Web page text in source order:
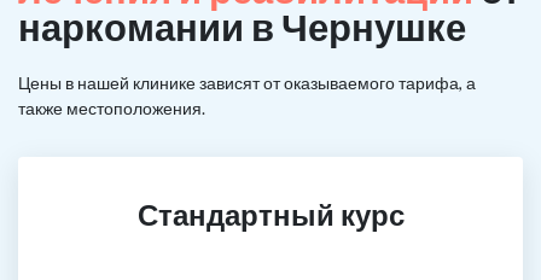
наркомании в Чернушке
Цены в нашей клинике зависят от оказываемого тарифа, а
также местоположения.
Стандартный курс